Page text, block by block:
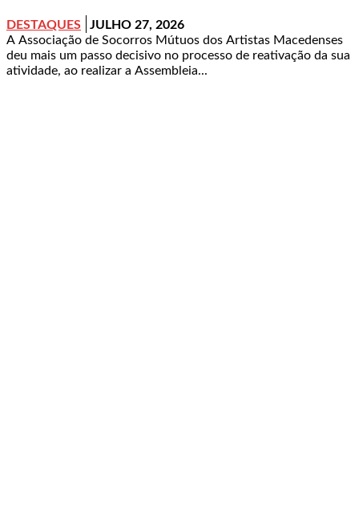
DESTAQUES
JULHO 27, 2026
A Associação de Socorros Mútuos dos Artistas Macedenses
deu mais um passo decisivo no processo de reativação da sua
atividade, ao realizar a Assembleia...